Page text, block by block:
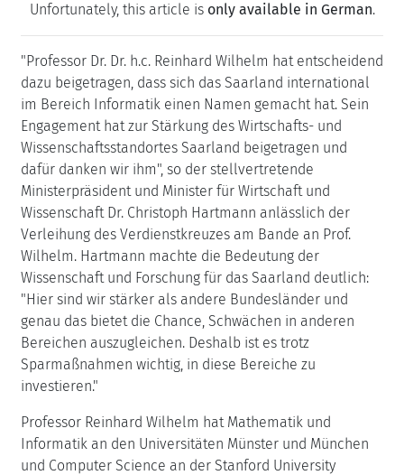
Unfortunately, this article is only available in German.
"Professor Dr. Dr. h.c. Reinhard Wilhelm hat entscheidend
dazu beigetragen, dass sich das Saarland international
im Bereich Informatik einen Namen gemacht hat. Sein
Engagement hat zur Stärkung des Wirtschafts- und
Wissenschaftsstandortes Saarland beigetragen und
dafür danken wir ihm", so der stellvertretende
Ministerpräsident und Minister für Wirtschaft und
Wissenschaft Dr. Christoph Hartmann anlässlich der
Verleihung des Verdienstkreuzes am Bande an Prof.
Wilhelm. Hartmann machte die Bedeutung der
Wissenschaft und Forschung für das Saarland deutlich:
"Hier sind wir stärker als andere Bundesländer und
genau das bietet die Chance, Schwächen in anderen
Bereichen auszugleichen. Deshalb ist es trotz
Sparmaßnahmen wichtig, in diese Bereiche zu
investieren."
Professor Reinhard Wilhelm hat Mathematik und
Informatik an den Universitäten Münster und München
und Computer Science an der Stanford University